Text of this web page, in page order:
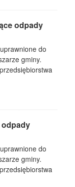
odpady
do
gminy.
do
gminy.